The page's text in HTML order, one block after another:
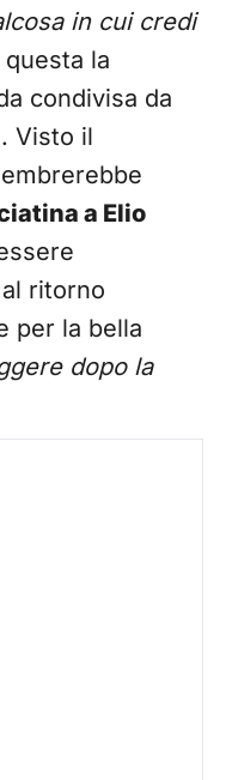
in cui credi
questa la
condivisa da
Visto il
a Elio
ritorno
per la bella
dopo la